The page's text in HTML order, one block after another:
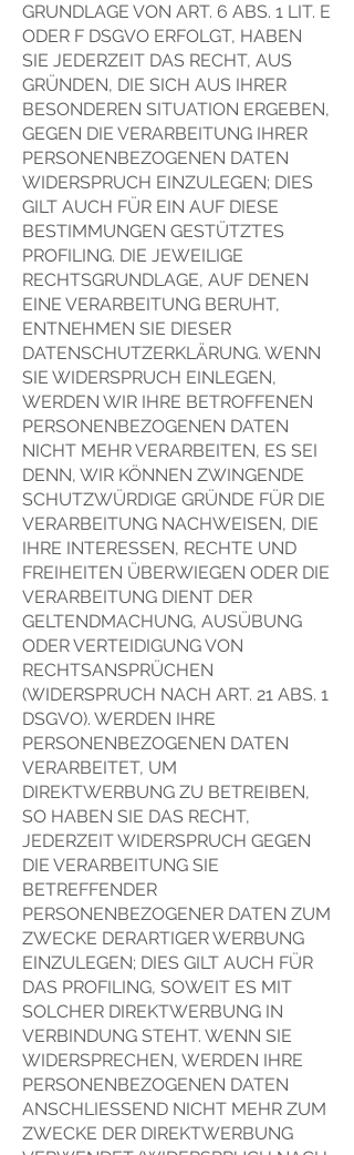
GRUNDLAGE VON ART. 6 ABS. 1 LIT. E
ODER F DSGVO ERFOLGT, HABEN
SIE JEDERZEIT DAS RECHT, AUS
GRÜNDEN, DIE SICH AUS IHRER
BESONDEREN SITUATION ERGEBEN,
GEGEN DIE VERARBEITUNG IHRER
PERSONENBEZOGENEN DATEN
WIDERSPRUCH EINZULEGEN; DIES
GILT AUCH FÜR EIN AUF DIESE
BESTIMMUNGEN GESTÜTZTES
PROFILING. DIE JEWEILIGE
RECHTSGRUNDLAGE, AUF DENEN
EINE VERARBEITUNG BERUHT,
ENTNEHMEN SIE DIESER
DATENSCHUTZERKLÄRUNG. WENN
SIE WIDERSPRUCH EINLEGEN,
WERDEN WIR IHRE BETROFFENEN
PERSONENBEZOGENEN DATEN
NICHT MEHR VERARBEITEN, ES SEI
DENN, WIR KÖNNEN ZWINGENDE
SCHUTZWÜRDIGE GRÜNDE FÜR DIE
VERARBEITUNG NACHWEISEN, DIE
IHRE INTERESSEN, RECHTE UND
FREIHEITEN ÜBERWIEGEN ODER DIE
VERARBEITUNG DIENT DER
GELTENDMACHUNG, AUSÜBUNG
ODER VERTEIDIGUNG VON
RECHTSANSPRÜCHEN
(WIDERSPRUCH NACH ART. 21 ABS. 1
DSGVO). WERDEN IHRE
PERSONENBEZOGENEN DATEN
VERARBEITET, UM
DIREKTWERBUNG ZU BETREIBEN,
SO HABEN SIE DAS RECHT,
JEDERZEIT WIDERSPRUCH GEGEN
DIE VERARBEITUNG SIE
BETREFFENDER
PERSONENBEZOGENER DATEN ZUM
ZWECKE DERARTIGER WERBUNG
EINZULEGEN; DIES GILT AUCH FÜR
DAS PROFILING, SOWEIT ES MIT
SOLCHER DIREKTWERBUNG IN
VERBINDUNG STEHT. WENN SIE
WIDERSPRECHEN, WERDEN IHRE
PERSONENBEZOGENEN DATEN
ANSCHLIESSEND NICHT MEHR ZUM
ZWECKE DER DIREKTWERBUNG